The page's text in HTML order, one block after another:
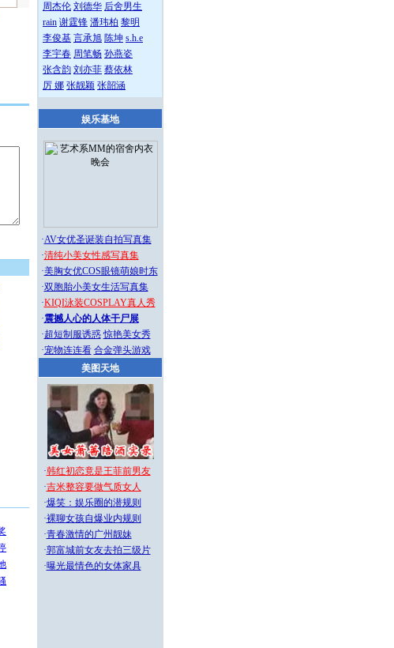
周杰伦 刘德华 后舍男生
rain 谢霆锋 潘玮柏 黎明
李俊基 言承旭 陈坤 s.h.e
李宇春 周笔畅 孙燕姿
张含韵 刘亦菲 蔡依林
厉 娜 张靓颖 张韶涵
娱乐基地
·AV女优圣诞装自拍写真集
·清纯小美女性感写真集
·美胸女优COS眼镜萌娘时东
·双胞胎小美女生活写真集
·KIQI泳装COSPLAY真人秀
·震撼人心的人体干尸展
·超短制服诱惑 惊艳美女秀
·宠物连连看 合金弹头游戏
美图天地
·韩红初恋竟是王菲前男友
·吉米整容要做气质女人
·爆笑：娱乐圈的潜规则
·裸聊女孩自爆业内规则
·青春激情的广州靓妹
·郭富城前女友去拍三级片
·曝光最情色的女体家具